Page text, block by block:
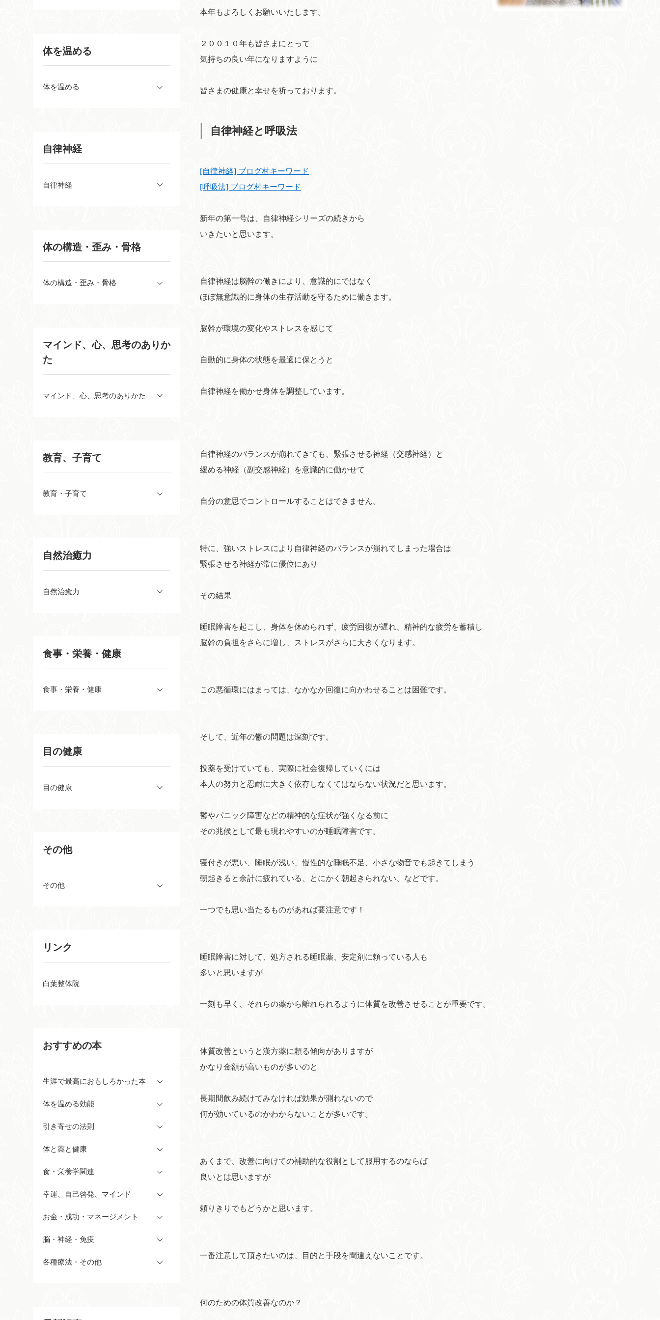
本年もよろしくお願いいたします。
２００１０年も皆さまにとって
気持ちの良い年になりますように
皆さまの健康と幸せを祈っております。
自律神経と呼吸法
[自律神経] ブログ村キーワード
[呼吸法] ブログ村キーワード
新年の第一号は、自律神経シリーズの続きから
いきたいと思います。
自律神経は脳幹の働きにより、意識的にではなく
ほぼ無意識的に身体の生存活動を守るために働きます。
脳幹が環境の変化やストレスを感じて
自動的に身体の状態を最適に保とうと
自律神経を働かせ身体を調整しています。
自律神経のバランスが崩れてきても、緊張させる神経（交感神経）と
緩める神経（副交感神経）を意識的に働かせて
自分の意思でコントロールすることはできません。
特に、強いストレスにより自律神経のバランスが崩れてしまった場合は
緊張させる神経が常に優位にあり
その結果
睡眠障害を起こし、身体を休められず、疲労回復が遅れ、精神的な疲労を蓄積し
脳幹の負担をさらに増し、ストレスがさらに大きくなります。
この悪循環にはまっては、なかなか回復に向かわせることは困難です。
そして、近年の鬱の問題は深刻です。
投薬を受けていても、実際に社会復帰していくには
本人の努力と忍耐に大きく依存しなくてはならない状況だと思います。
鬱やパニック障害などの精神的な症状が強くなる前に
その兆候として最も現れやすいのが睡眠障害です。
寝付きが悪い、睡眠が浅い、慢性的な睡眠不足、小さな物音でも起きてしまう
朝起きると余計に疲れている、とにかく朝起きられない、などです。
一つでも思い当たるものがあれば要注意です！
睡眠障害に対して、処方される睡眠薬、安定剤に頼っている人も
多いと思いますが
一刻も早く、それらの薬から離れられるように体質を改善させることが重要です。
体質改善というと漢方薬に頼る傾向がありますが
かなり金額が高いものが多いのと
長期間飲み続けてみなければ効果が測れないので
何が効いているのかわからないことが多いです。
あくまで、改善に向けての補助的な役割として服用するのならば
良いとは思いますが
頼りきりでもどうかと思います。
一番注意して頂きたいのは、目的と手段を間違えないことです。
何のための体質改善なのか？
体を温める
体を温める
自律神経
自律神経
体の構造・歪み・骨格
体の構造・歪み・骨格
マインド、心、思考のありか
た
マインド、心、思考のありかた
教育、子育て
教育・子育て
自然治癒力
自然治癒力
食事・栄養・健康
食事・栄養・健康
目の健康
目の健康
その他
その他
リンク
白葉整体院
おすすめの本
生涯で最高におもしろかった本
体を温める効能
引き寄せの法則
体と薬と健康
食・栄養学関連
幸運、自己啓発、マインド
お金・成功・マネージメント
脳・神経・免疫
各種療法・その他